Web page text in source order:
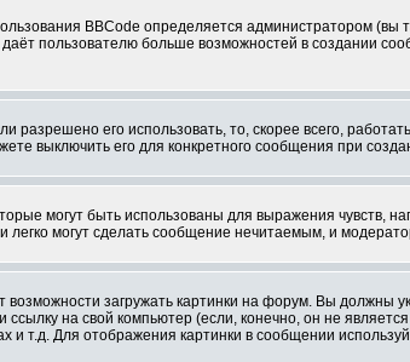
BBCode определяется администратором
пользователю больше возможностей в создании
разрешено его использовать, то, скорее всего,
выключить его для конкретного сообщения при
могут быть использованы для выражения чувств,
легко могут сделать сообщение нечитаемым, и
загружать картинки на форум. Вы должны
на свой компьютер (если, конечно, он не
т.д. Для отображения картинки в сообщении